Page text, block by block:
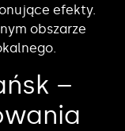
efekty.
obszarze
–